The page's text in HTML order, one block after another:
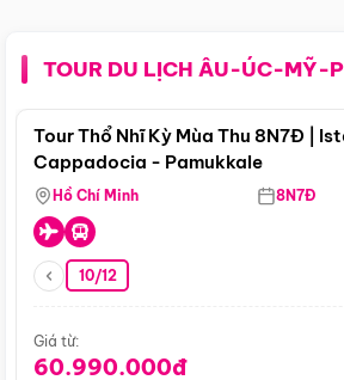
TOUR DU LỊCH ÂU-ÚC-MỸ-
Tour Thổ Nhĩ Kỳ Mùa Thu 8N7Đ |
Cappadocia - Pamukkale
Hồ Chí Minh 8N7Đ
10/12
Giá từ:
60.990.000đ